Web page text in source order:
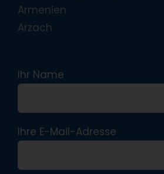
Armenien
Arzach
Ihr Name
Ihre E-Mail-Adresse